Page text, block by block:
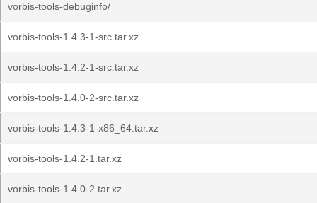
vorbis-tools-debuginfo/
vorbis-tools-1.4.3-1-src.tar.xz
vorbis-tools-1.4.2-1-src.tar.xz
vorbis-tools-1.4.0-2-src.tar.xz
vorbis-tools-1.4.3-1-x86_64.tar.xz
vorbis-tools-1.4.2-1.tar.xz
vorbis-tools-1.4.0-2.tar.xz